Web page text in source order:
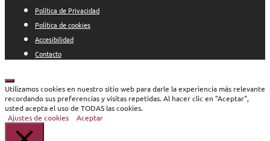
Política de Privacidad
Política de cookies
Accesibilidad
Contacto
Cerrar
Utilizamos cookies en nuestro sitio web para darle la experiencia más relevante
recordando sus preferencias y visitas repetidas. Al hacer clic en "Aceptar",
usted acepta el uso de TODAS las cookies.
Ajustes de cookies
Aceptar